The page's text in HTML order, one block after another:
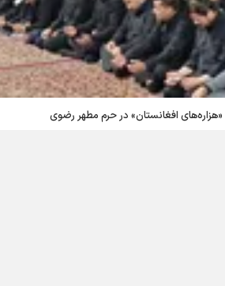
افغانستان» در حرم مطهر رضوی